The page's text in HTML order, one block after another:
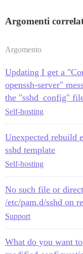
Argomenti
Argomento
Updating I get a
openssh-server"
the "sshd_config"
Self-hosting
Unexpected rebuild
sshd template
Self-hosting
No such file or
/etc/pam.d/sshd on
Support
What do you want